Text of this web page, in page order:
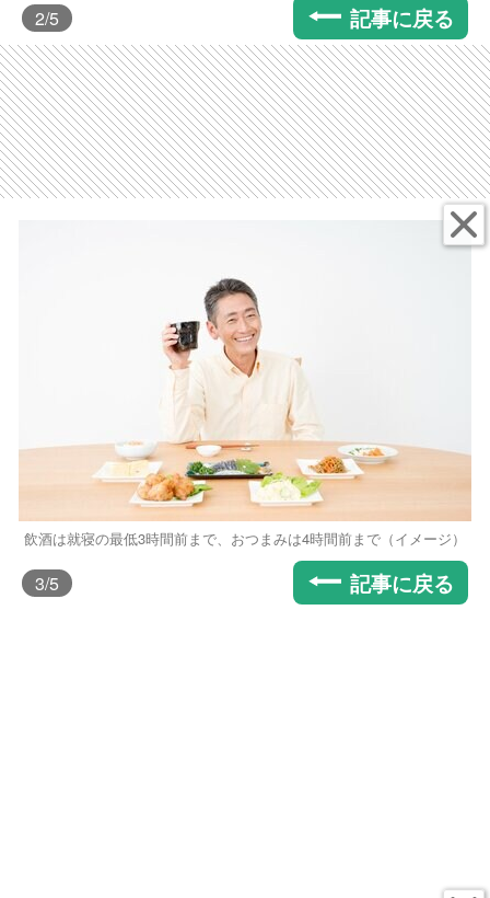
2/5 記事に戻る
飲酒は就寝の最低3時間前まで、おつまみは4時間前まで（イメージ）
3/5 記事に戻る